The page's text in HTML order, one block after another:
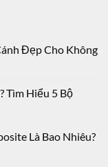
Đẹp Cho Không
Tìm Hiểu 5 Bộ
Là Bao Nhiêu?